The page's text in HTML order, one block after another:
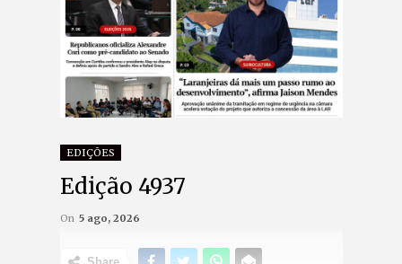
EDIÇÕES
Edição 4937
On 5 ago, 2026